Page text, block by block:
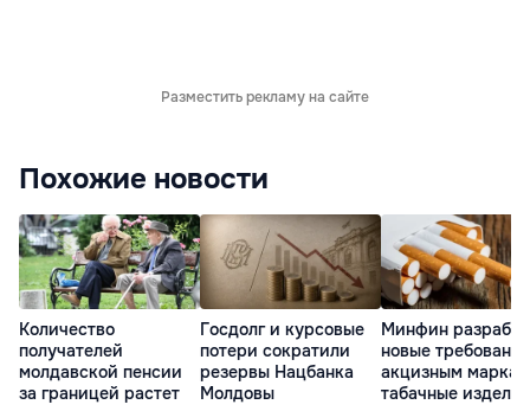
Разместить рекламу на сайте
Похожие новости
Количество
получателей
молдавской пенсии
за границей растет
Госдолг и курсовые
потери сократили
резервы Нацбанка
Молдовы
Минфин
новые
акцизным
табачные изделия